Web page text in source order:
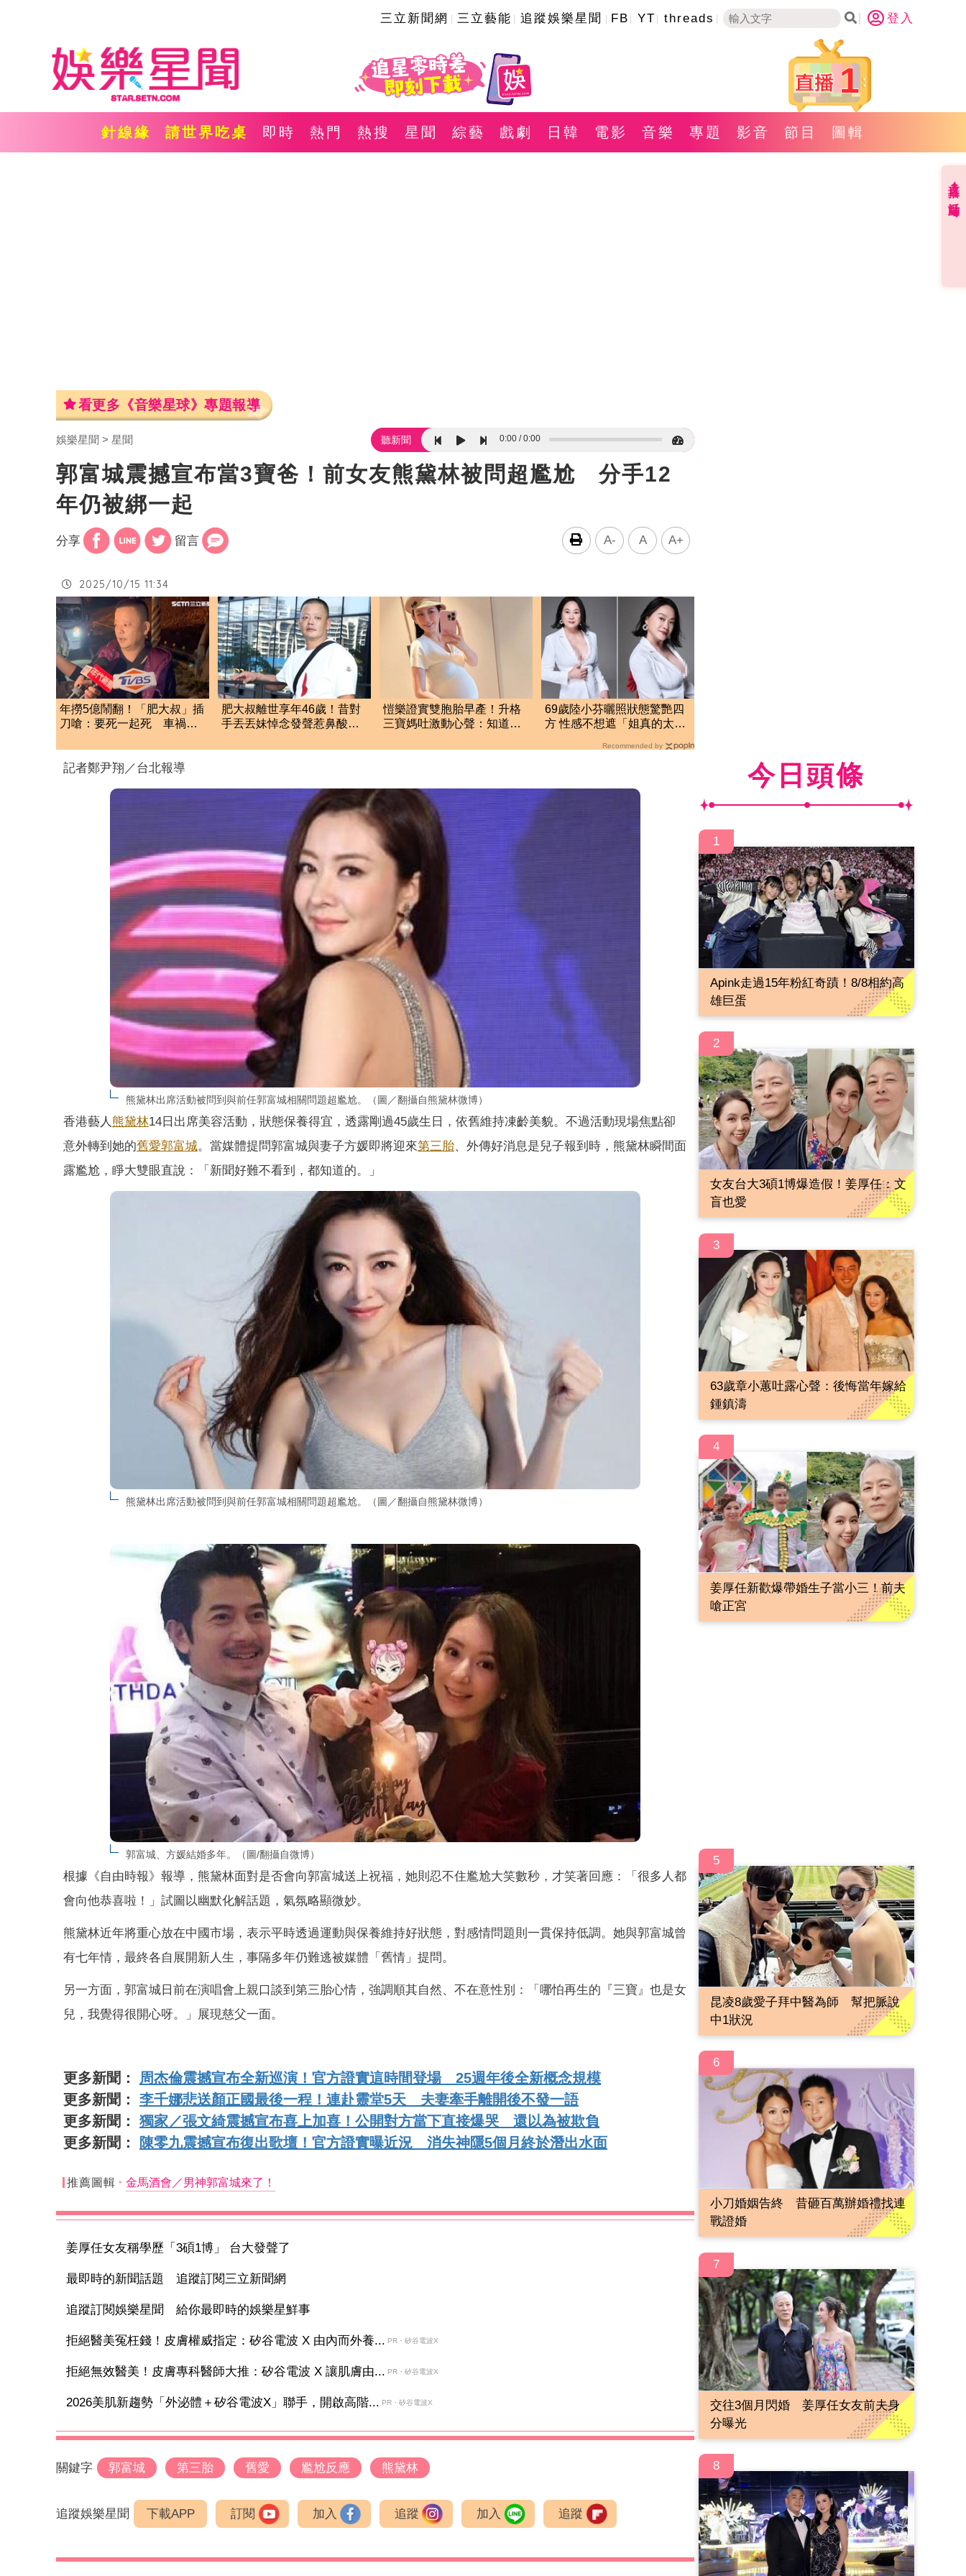
三立新聞網 三立藝能 追蹤娛樂星聞 FB YT threads 登入
1
針線緣 請世界吃桌 即時 熱門 熱搜 星聞 綜藝 戲劇 日韓 電影 音樂 專題 影音 節目 圖輯
看更多《音樂星球》專題報導
娛樂星聞 星聞 聽新聞 0:00 0:00
郭富城震撼宣布當3寶爸！前女友熊黛林被問超尷尬 分手12
年仍被綁一起
分享 留言 A- A A+
2025/10/15 11:34
年撈5億鬧翻！「肥大叔」插
刀嗆：要死一起死 車禍
肥大叔離世享年46歲！昔對
手丟丟妹悼念發聲惹鼻酸：
愷樂證實雙胞胎早產！升格
三寶媽吐激動心聲：知道你
69歲陸小芬曬照狀態驚艷四
方 性感不想遮「姐真的太
Recommended by
記者鄭尹翔／台北報導
熊黛林出席活動被問到與前任郭富城相關問題超尷尬。（圖／翻攝自熊黛林微博）
香港藝人熊黛林14日出席美容活動，狀態保養得宜，透露剛過45歲生日，依舊維持凍齡美貌。不過活動現場焦點卻
意外轉到她的舊愛郭富城。當媒體提問郭富城與妻子方媛即將迎來第三胎、外傳好消息是兒子報到時，熊黛林瞬間面
露尷尬，睜大雙眼直說：「新聞好難不看到，都知道的。」
熊黛林出席活動被問到與前任郭富城相關問題超尷尬。（圖／翻攝自熊黛林微博）
郭富城、方媛結婚多年。（圖/翻攝自微博）
根據《自由時報》報導，熊黛林面對是否會向郭富城送上祝福，她則忍不住尷尬大笑數秒，才笑著回應：「很多人都
會向他恭喜啦！」試圖以幽默化解話題，氣氛略顯微妙。
熊黛林近年將重心放在中國市場，表示平時透過運動與保養維持好狀態，對感情問題則一貫保持低調。她與郭富城曾
有七年情，最終各自展開新人生，事隔多年仍難逃被媒體「舊情」提問。
另一方面，郭富城日前在演唱會上親口談到第三胎心情，強調順其自然、不在意性別：「哪怕再生的『三寶』也是女
兒，我覺得很開心呀。」展現慈父一面。
更多新聞： 周杰倫震撼宣布全新巡演！官方證實這時間登場 25週年後全新概念規模
更多新聞： 李千娜悲送顏正國最後一程！連赴靈堂5天 夫妻牽手離開後不發一語
更多新聞： 獨家／張文綺震撼宣布喜上加喜！公開對方當下直接爆哭 還以為被欺負
更多新聞：
陳零九震撼宣布復出歌壇！官方證實曝近況 消失神隱5個月終於潛出水面
推薦圖輯 金馬酒會／男神郭富城來了！
姜厚任女友稱學歷「3碩1博」 台大發聲了
最即時的新聞話題 追蹤訂閱三立新聞網
追蹤訂閱娛樂星聞 給你最即時的娛樂星鮮事
拒絕醫美冤枉錢！皮膚權威指定：矽谷電波 X 由內而外養... PR・矽谷電波X
拒絕無效醫美！皮膚專科醫師大推：矽谷電波 X 讓肌膚由... PR・矽谷電波X
2026美肌新趨勢「外泌體＋矽谷電波X」聯手，開啟高階... PR・矽谷電波X
關鍵字 郭富城 第三胎 舊愛 尷尬反應 熊黛林
追蹤娛樂星聞 下載APP 訂閱 加入 追蹤 加入 追蹤
今日頭條
1
Apink走過15年粉紅奇蹟！8/8相約高
雄巨蛋
2
女友台大3碩1博爆造假！姜厚任：文
盲也愛
3
63歲章小蕙吐露心聲：後悔當年嫁給
鍾鎮濤
4
姜厚任新歡爆帶婚生子當小三！前夫
嗆正宮
5
昆凌8歲愛子拜中醫為師 幫把脈說
中1狀況
6
小刀婚姻告終 昔砸百萬辦婚禮找連
戰證婚
7
交往3個月閃婚 姜厚任女友前夫身
分曝光
8
直播✦活動